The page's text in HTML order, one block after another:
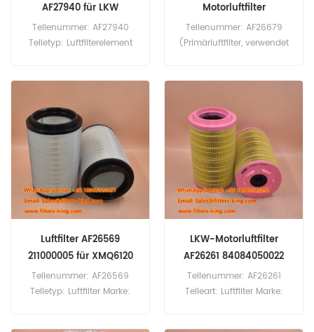
AF27940 für LKW
Teilenummer: AF27940
Teiletyp: Luftfilterelement
Motorluftfilter
Teilenummer: AF26679
(Primärluftfilter, verwendet
Mindestbestellmenge: 20
Stück
Luftfilter AF26569
211000005 für XMQ6120
Teilenummer: AF26569
Teiletyp: Luftfilter Marke:
LKW-Motorluftfilter
AF26261 84084050022
Teilenummer: AF26261
Teileart: Luftfilter Marke: